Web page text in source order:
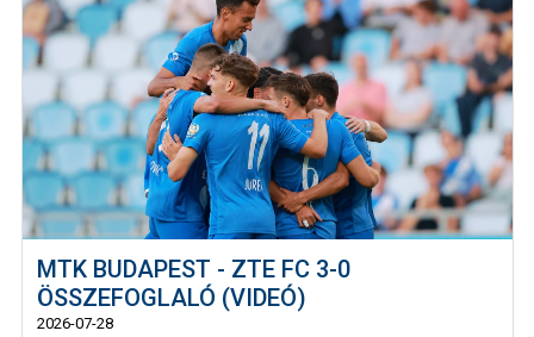
MTK BUDAPEST - ZTE FC 3-0
ÖSSZEFOGLALÓ (VIDEÓ)
2026-07-28